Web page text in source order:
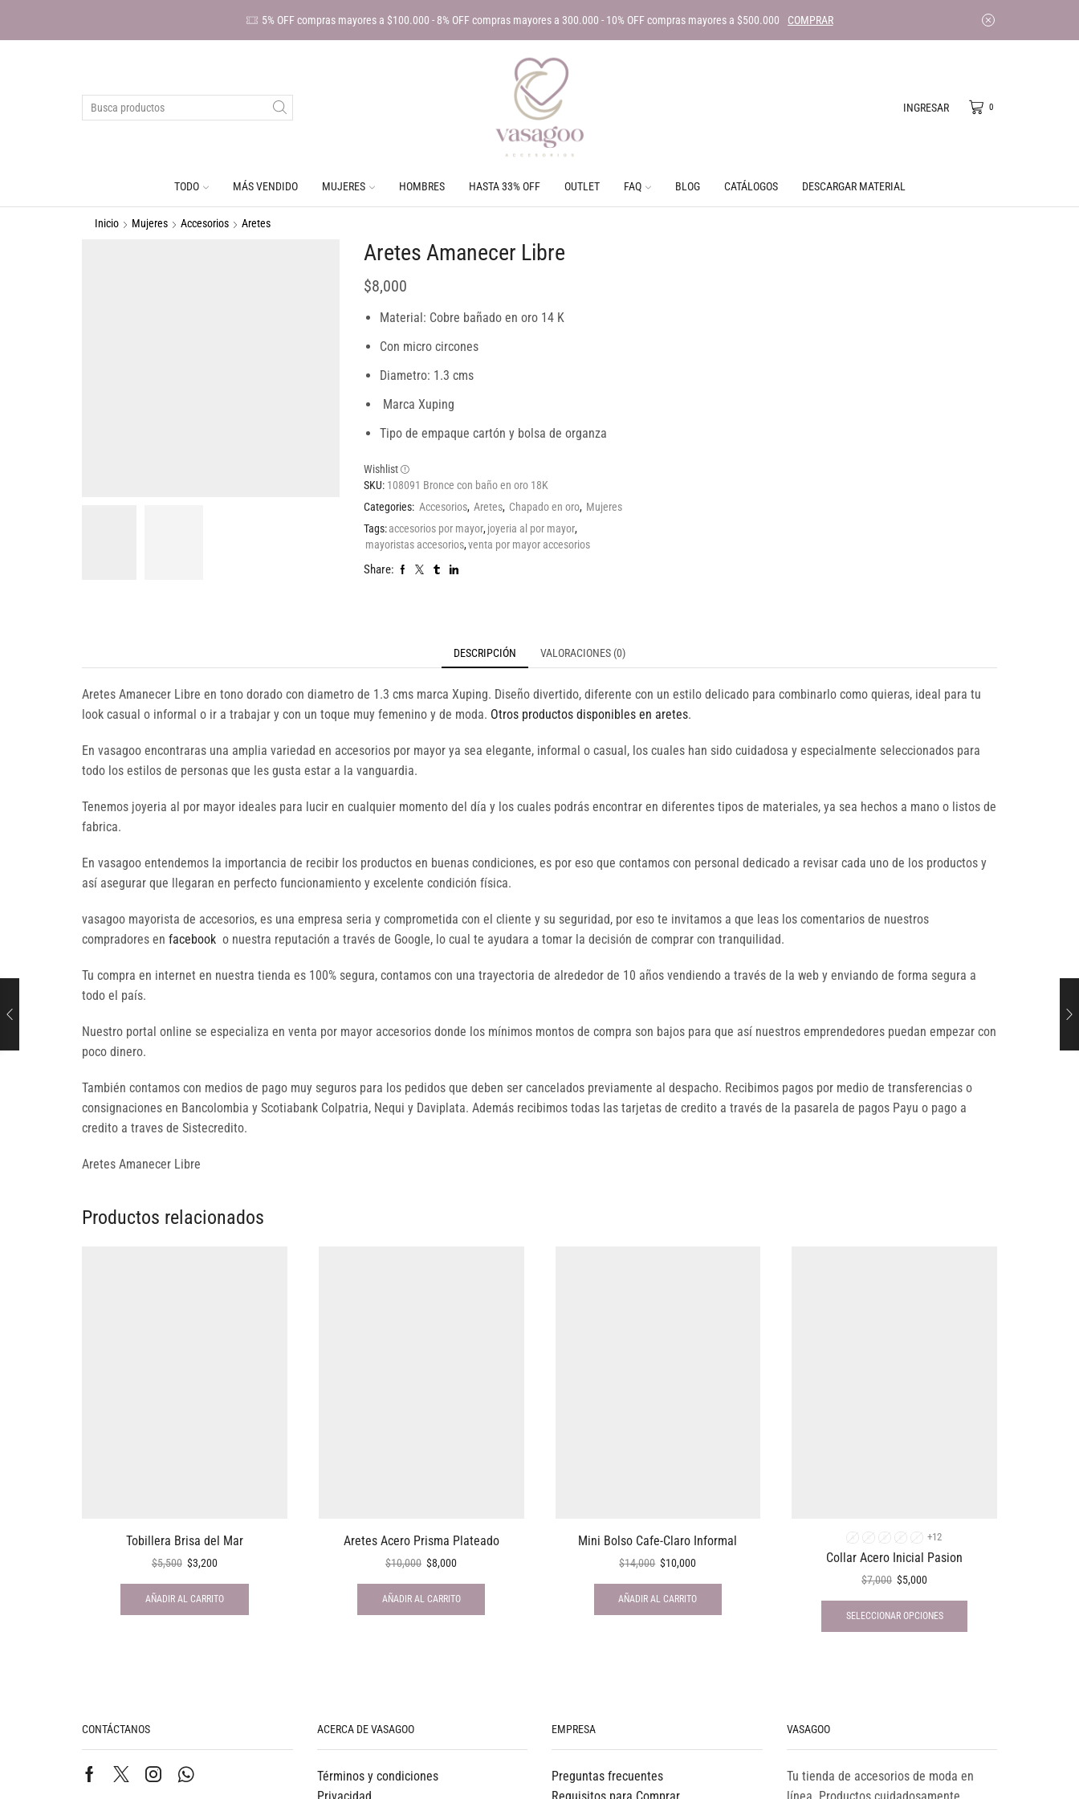
5% OFF compras mayores a $100.000 - 8% OFF compras mayores a 300.000 - 10% OFF compras mayores a $500.000 COMPRAR
INGRESAR 0
TODO MÁS VENDIDO MUJERES HOMBRES HASTA 33% OFF OUTLET FAQ BLOG CATÁLOGOS DESCARGAR MATERIAL
Inicio Mujeres Accesorios Aretes
Aretes Amanecer Libre
$8,000
Material: Cobre bañado en oro 14 K
Con micro circones
Diametro: 1.3 cms
Marca Xuping
Tipo de empaque cartón y bolsa de organza
Wishlist
SKU: 108091 Bronce con baño en oro 18K
Categories: Accesorios, Aretes, Chapado en oro, Mujeres
Tags:accesorios por mayor,joyeria al por mayor,
mayoristas accesorios,venta por mayor accesorios
Share:
DESCRIPCIÓN VALORACIONES (0)
Aretes Amanecer Libre en tono dorado con diametro de 1.3 cms marca Xuping. Diseño divertido, diferente con un estilo delicado para combinarlo como quieras, ideal para tu
look casual o informal o ir a trabajar y con un toque muy femenino y de moda. Otros productos disponibles en aretes.
En vasagoo encontraras una amplia variedad en accesorios por mayor ya sea elegante, informal o casual, los cuales han sido cuidadosa y especialmente seleccionados para
todo los estilos de personas que les gusta estar a la vanguardia.
Tenemos joyeria al por mayor ideales para lucir en cualquier momento del día y los cuales podrás encontrar en diferentes tipos de materiales, ya sea hechos a mano o listos de
fabrica.
En vasagoo entendemos la importancia de recibir los productos en buenas condiciones, es por eso que contamos con personal dedicado a revisar cada uno de los productos y
así asegurar que llegaran en perfecto funcionamiento y excelente condición física.
vasagoo mayorista de accesorios, es una empresa seria y comprometida con el cliente y su seguridad, por eso te invitamos a que leas los comentarios de nuestros
compradores en facebook o nuestra reputación a través de Google, lo cual te ayudara a tomar la decisión de comprar con tranquilidad.
Tu compra en internet en nuestra tienda es 100% segura, contamos con una trayectoria de alrededor de 10 años vendiendo a través de la web y enviando de forma segura a
todo el país.
Nuestro portal online se especializa en venta por mayor accesorios donde los mínimos montos de compra son bajos para que así nuestros emprendedores puedan empezar con
poco dinero.
También contamos con medios de pago muy seguros para los pedidos que deben ser cancelados previamente al despacho. Recibimos pagos por medio de transferencias o
consignaciones en Bancolombia y Scotiabank Colpatria, Nequi y Daviplata. Además recibimos todas las tarjetas de credito a través de la pasarela de pagos Payu o pago a
credito a traves de Sistecredito.
Aretes Amanecer Libre
Productos relacionados
Tobillera Brisa del Mar
$5,500 $3,200
AÑADIR AL CARRITO
Aretes Acero Prisma Plateado
$10,000 $8,000
AÑADIR AL CARRITO
Mini Bolso Cafe-Claro Informal
$14,000 $10,000
AÑADIR AL CARRITO
A D +12
Collar Acero Inicial Pasion
$7,000 $5,000
SELECCIONAR OPCIONES
CONTÁCTANOS ACERCA DE VASAGOO
Términos y condiciones
Privacidad
EMPRESA
Preguntas frecuentes
Requisitos para Comprar
VASAGOO
Tu tienda de accesorios de moda en
línea. Productos cuidadosamente